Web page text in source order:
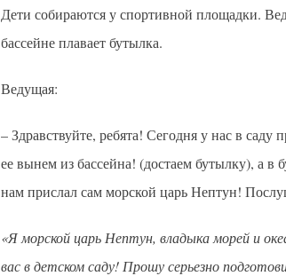
Дети собираются у спортивной площадки.
бассейне плавает бутылка.
Ведущая:
– Здравствуйте, ребята! Сегодня у нас в
ее вынем из бассейна! (достаем бутылку), а в
нам прислал сам морской царь Нептун!
«Я морской царь Нептун, владыка морей и
вас в детском саду! Прошу серьезно